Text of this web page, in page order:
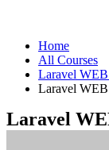
Home
All Courses
Laravel
Laravel
Laravel